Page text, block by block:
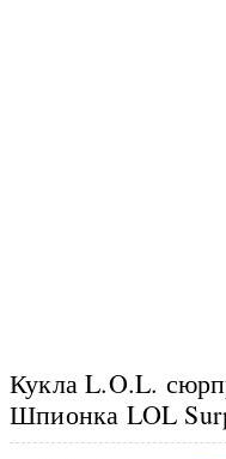
Кукла L.O.L.
Шпионка LOL